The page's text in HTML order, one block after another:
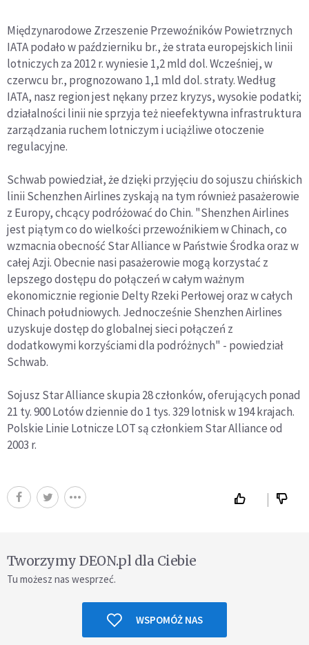
Międzynarodowe Zrzeszenie Przewoźników Powietrznych
IATA podało w październiku br., że strata europejskich linii
lotniczych za 2012 r. wyniesie 1,2 mld dol. Wcześniej, w
czerwcu br., prognozowano 1,1 mld dol. straty. Według
IATA, nasz region jest nękany przez kryzys, wysokie podatki;
działalności linii nie sprzyja też nieefektywna infrastruktura
zarządzania ruchem lotniczym i uciążliwe otoczenie
regulacyjne.
Schwab powiedział, że dzięki przyjęciu do sojuszu chińskich
linii Schenzhen Airlines zyskają na tym również pasażerowie
z Europy, chcący podróżować do Chin. "Shenzhen Airlines
jest piątym co do wielkości przewoźnikiem w Chinach, co
wzmacnia obecność Star Alliance w Państwie Środka oraz w
całej Azji. Obecnie nasi pasażerowie mogą korzystać z
lepszego dostępu do połączeń w całym ważnym
ekonomicznie regionie Delty Rzeki Perłowej oraz w całych
Chinach południowych. Jednocześnie Shenzhen Airlines
uzyskuje dostęp do globalnej sieci połączeń z
dodatkowymi korzyściami dla podróżnych" - powiedział
Schwab.
Sojusz Star Alliance skupia 28 członków, oferujących ponad
21 ty. 900 Lotów dziennie do 1 tys. 329 lotnisk w 194 krajach.
Polskie Linie Lotnicze LOT są członkiem Star Alliance od
2003 r.
Tworzymy DEON.pl dla Ciebie
Tu możesz nas wesprzeć.
WSPOMÓŻ NAS